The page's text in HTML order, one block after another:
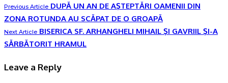
Previous Article DUPĂ UN AN DE AŞTEPTĂRI OAMENII DIN
ZONA ROTUNDA AU SCĂPAT DE O GROAPĂ
Next Article BISERICA SF. ARHANGHELI MIHAIL ŞI GAVRIIL ŞI-A
SĂRBĂTORIT HRAMUL
Leave a Reply